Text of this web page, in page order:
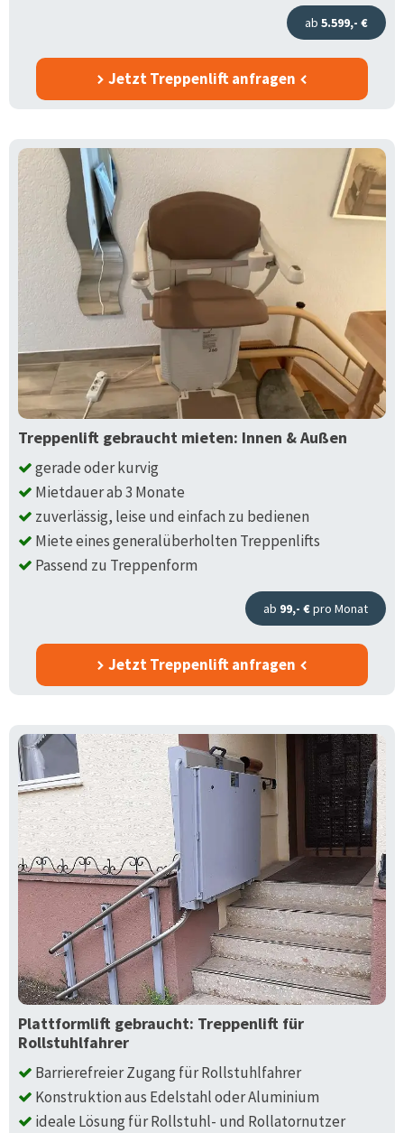
ab 5.599,- €
Jetzt Treppenlift anfragen
Treppenlift gebraucht mieten: Innen & Außen
gerade oder kurvig
Mietdauer ab 3 Monate
zuverlässig, leise und einfach zu bedienen
Miete eines generalüberholten Treppenlifts
Passend zu Treppenform
ab 99,- €pro Monat
Jetzt Treppenlift anfragen
Plattformlift gebraucht: Treppenlift für
Rollstuhlfahrer
Barrierefreier Zugang für Rollstuhlfahrer
Konstruktion aus Edelstahl oder Aluminium
ideale Lösung für Rollstuhl- und Rollatornutzer